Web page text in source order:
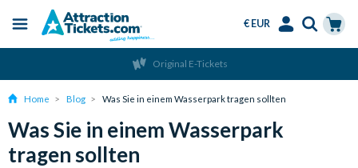
content
Menu
€ EUR
Original E-Tickets
Home Blog Was Sie in einem Wasserpark tragen sollten
Was Sie in einem Wasserpark
tragen sollten